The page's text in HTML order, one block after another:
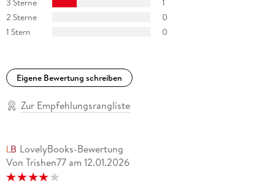
2 Sterne
0
1 Stern
0
Eigene Bewertung schreiben
Zur Empfehlungsrangliste
LovelyBooks-Bewertung
Von Trishen77 am 12.01.2026